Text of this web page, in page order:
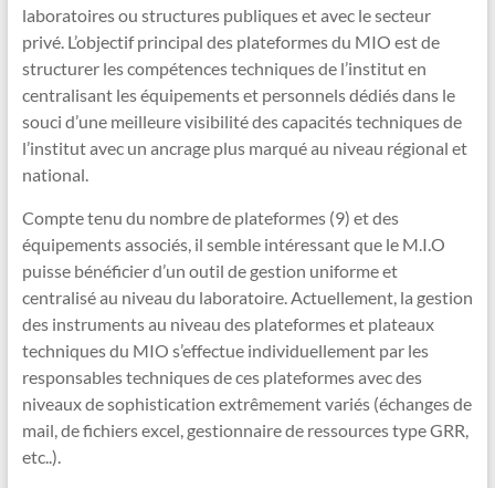
laboratoires ou structures publiques et avec le secteur
privé. L’objectif principal des plateformes du MIO est de
structurer les compétences techniques de l’institut en
centralisant les équipements et personnels dédiés dans le
souci d’une meilleure visibilité des capacités techniques de
l’institut avec un ancrage plus marqué au niveau régional et
national.
Compte tenu du nombre de plateformes (9) et des
équipements associés, il semble intéressant que le M.I.O
puisse bénéficier d’un outil de gestion uniforme et
centralisé au niveau du laboratoire. Actuellement, la gestion
des instruments au niveau des plateformes et plateaux
techniques du MIO s’effectue individuellement par les
responsables techniques de ces plateformes avec des
niveaux de sophistication extrêmement variés (échanges de
mail, de fichiers excel, gestionnaire de ressources type GRR,
etc..).